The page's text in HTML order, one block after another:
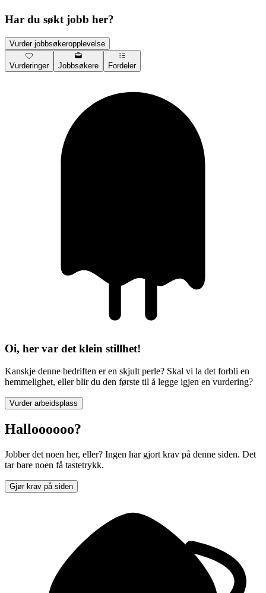
Har du søkt jobb her?
Vurder jobbsøkeropplevelse
Vurderinger Jobbsøkere Fordeler
Oi, her var det klein stillhet!
Kanskje denne bedriften er en skjult perle? Skal vi la det forbli en
hemmelighet, eller blir du den første til å legge igjen en vurdering?
Vurder arbeidsplass
Halloooooo?
Jobber det noen her, eller? Ingen har gjort krav på denne siden. Det
tar bare noen få tastetrykk.
Gjør krav på siden